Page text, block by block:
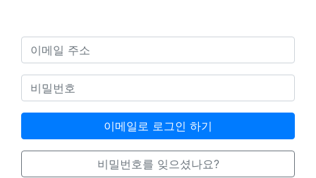
이메일로 로그인 하기
비밀번호를 잊으셨나요?